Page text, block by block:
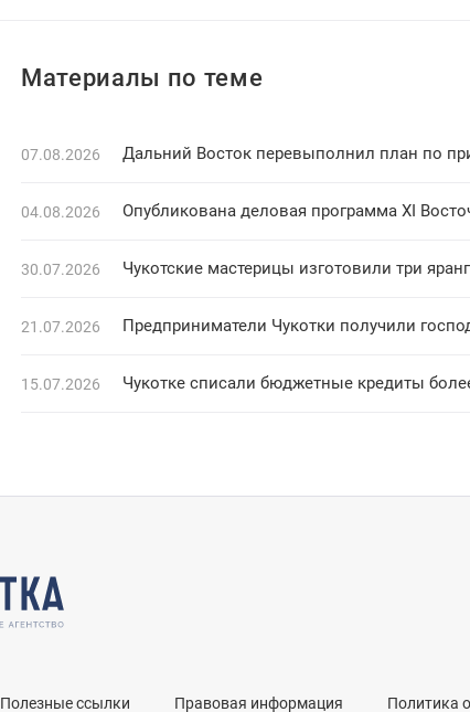
Материалы по теме
07.08.2026 Дальний Восток перевыполнил план по
04.08.2026 Опубликована деловая программа XI
30.07.2026 Чукотские мастерицы изготовили три
21.07.2026 Предприниматели Чукотки получили
15.07.2026 Чукотке списали бюджетные кредиты
Полезные ссылки Правовая информация Политика